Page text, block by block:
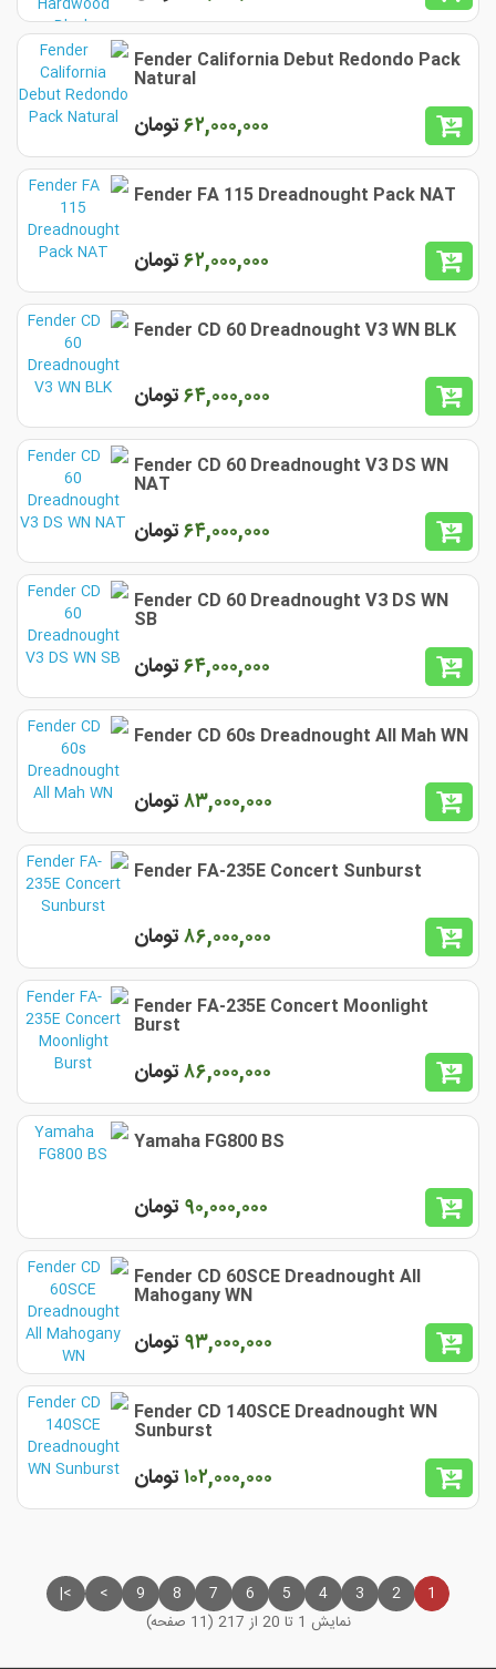
Fender California Debut Redondo Pack
Natural
۶٢,٠٠٠,٠٠٠ تومان
Fender FA 115 Dreadnought Pack NAT
۶٢,٠٠٠,٠٠٠ تومان
Fender CD 60 Dreadnought V3 WN BLK
۶۴,٠٠٠,٠٠٠ تومان
Fender CD 60 Dreadnought V3 DS WN
NAT
۶۴,٠٠٠,٠٠٠ تومان
Fender CD 60 Dreadnought V3 DS WN
SB
۶۴,٠٠٠,٠٠٠ تومان
Fender CD 60s Dreadnought All Mah WN
٨٣,٠٠٠,٠٠٠تومان
Fender FA-235E Concert Sunburst
٨۶,٠٠٠,٠٠٠ تومان
Fender FA-235E Concert Moonlight
Burst
٨۶,٠٠٠,٠٠٠ تومان
Yamaha FG800 BS
٩٠,٠٠٠,٠٠٠ تومان
Fender CD 60SCE Dreadnought All
Mahogany WN
٩٣,٠٠٠,٠٠٠ تومان
Fender CD 140SCE Dreadnought WN
Sunburst
١٠٢,٠٠٠,٠٠٠تومان
1
2
3
4
5
6
7
8
9
>
>|
نمایش 1 تا 20 از 217 (11 صفحه)